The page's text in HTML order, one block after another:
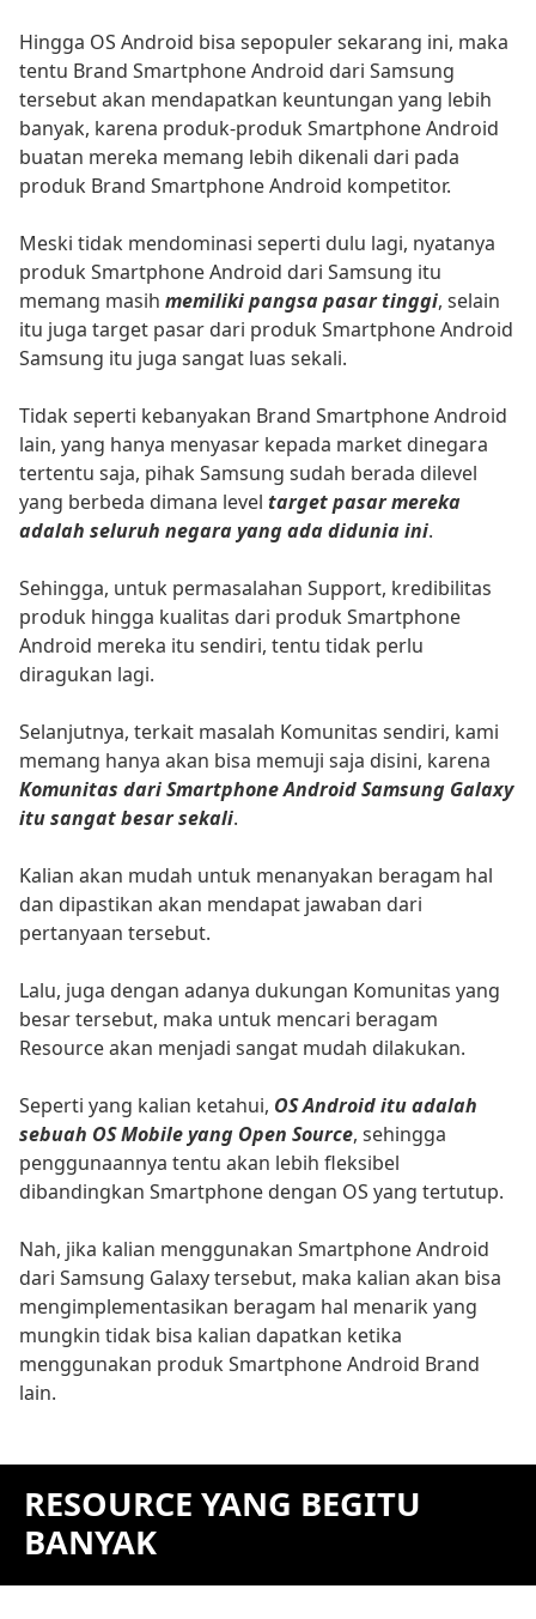
Hingga OS Android bisa sepopuler sekarang ini, maka
tentu Brand Smartphone Android dari Samsung
tersebut akan mendapatkan keuntungan yang lebih
banyak, karena produk-produk Smartphone Android
buatan mereka memang lebih dikenali dari pada
produk Brand Smartphone Android kompetitor.
Meski tidak mendominasi seperti dulu lagi, nyatanya
produk Smartphone Android dari Samsung itu
memang masih memiliki pangsa pasar tinggi, selain
itu juga target pasar dari produk Smartphone Android
Samsung itu juga sangat luas sekali.
Tidak seperti kebanyakan Brand Smartphone Android
lain, yang hanya menyasar kepada market dinegara
tertentu saja, pihak Samsung sudah berada dilevel
yang berbeda dimana level target pasar mereka
adalah seluruh negara yang ada didunia ini.
Sehingga, untuk permasalahan Support, kredibilitas
produk hingga kualitas dari produk Smartphone
Android mereka itu sendiri, tentu tidak perlu
diragukan lagi.
Selanjutnya, terkait masalah Komunitas sendiri, kami
memang hanya akan bisa memuji saja disini, karena
Komunitas dari Smartphone Android Samsung Galaxy
itu sangat besar sekali.
Kalian akan mudah untuk menanyakan beragam hal
dan dipastikan akan mendapat jawaban dari
pertanyaan tersebut.
Lalu, juga dengan adanya dukungan Komunitas yang
besar tersebut, maka untuk mencari beragam
Resource akan menjadi sangat mudah dilakukan.
Seperti yang kalian ketahui, OS Android itu adalah
sebuah OS Mobile yang Open Source, sehingga
penggunaannya tentu akan lebih fleksibel
dibandingkan Smartphone dengan OS yang tertutup.
Nah, jika kalian menggunakan Smartphone Android
dari Samsung Galaxy tersebut, maka kalian akan bisa
mengimplementasikan beragam hal menarik yang
mungkin tidak bisa kalian dapatkan ketika
menggunakan produk Smartphone Android Brand
lain.
RESOURCE YANG BEGITU
BANYAK